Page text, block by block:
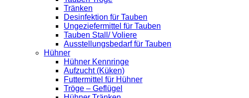
Tränken
Desinfektion für Tauben
Ungeziefermittel für Tauben
Tauben Stall/ Voliere
Ausstellungsbedarf für Tauben
Hühner
Hühner Kennringe
Aufzucht (Küken)
Futtermittel für Hühner
Tröge – Geflügel